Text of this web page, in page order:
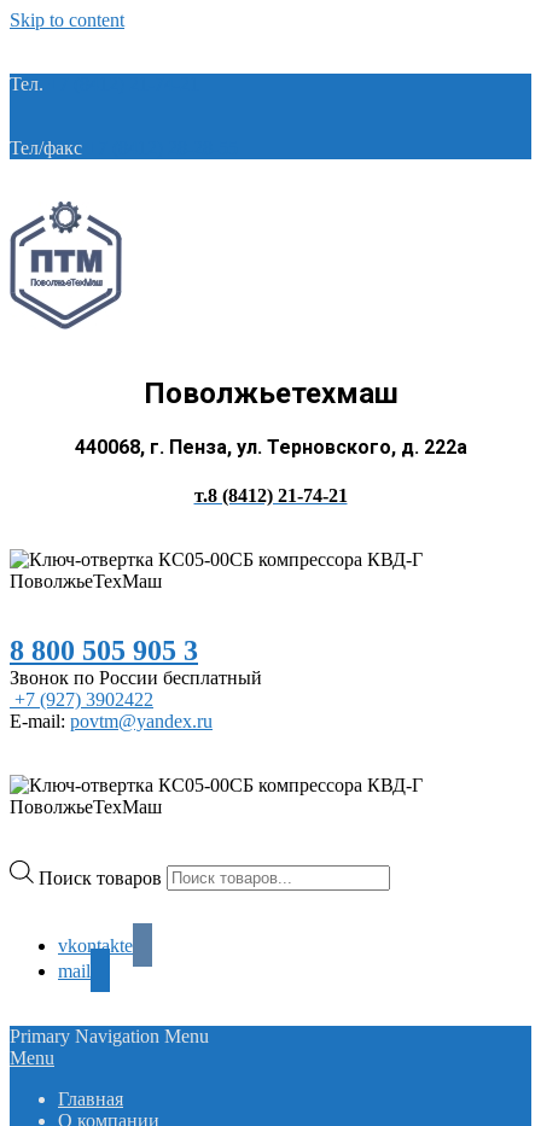
Skip to content
Тел.
Тел/факс
Поволжьетехмаш
440068, г. Пенза, ул. Терновского, д. 222а
т.8 (8412) 21-74-21
8 800 505 905 3
Звонок по России бесплатный
+7 (927) 3902422
E-mail: povtm@yandex.ru
Поиск товаров
vkontakte
mail
Primary Navigation Menu
Menu
Главная
О компании